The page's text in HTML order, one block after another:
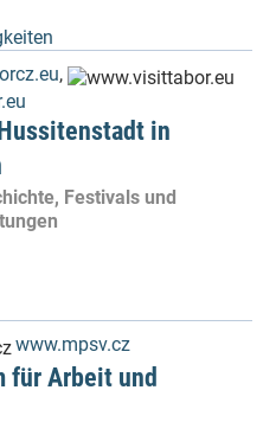
in
Festivals und
www.mpsv.cz
für Arbeit und